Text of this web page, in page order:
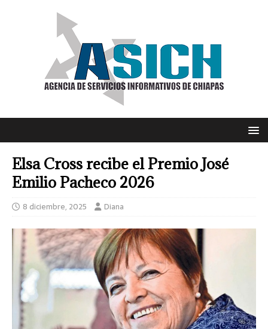
Elsa Cross recibe el Premio José
Emilio Pacheco 2026
8 diciembre, 2025 Diana